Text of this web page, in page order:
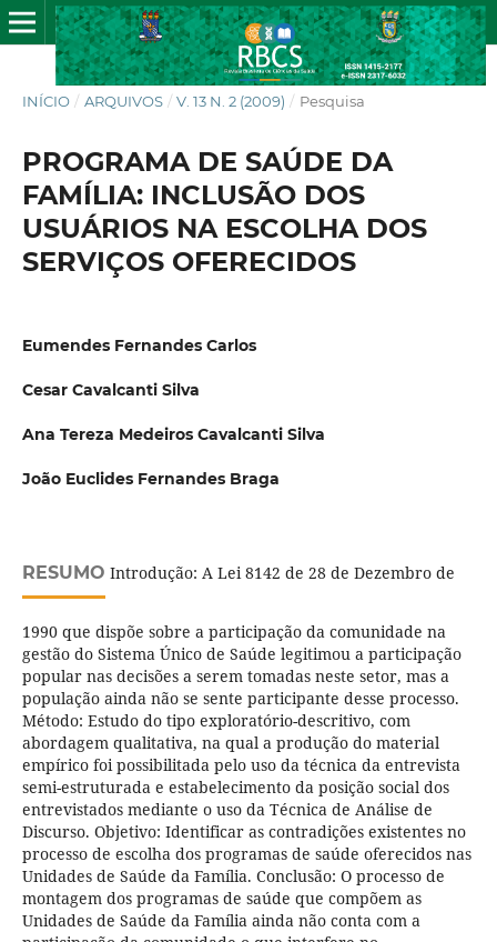
INÍCIO / ARQUIVOS / V. 13 N. 2 (2009) / Pesquisa
PROGRAMA DE SAÚDE DA
FAMÍLIA: INCLUSÃO DOS
USUÁRIOS NA ESCOLHA DOS
SERVIÇOS OFERECIDOS
Eumendes Fernandes Carlos
Cesar Cavalcanti Silva
Ana Tereza Medeiros Cavalcanti Silva
João Euclides Fernandes Braga
RESUMO Introdução: A Lei 8142 de 28 de Dezembro de
1990 que dispõe sobre a participação da comunidade na
gestão do Sistema Único de Saúde legitimou a participação
popular nas decisões a serem tomadas neste setor, mas a
população ainda não se sente participante desse processo.
Método: Estudo do tipo exploratório-descritivo, com
abordagem qualitativa, na qual a produção do material
empírico foi possibilitada pelo uso da técnica da entrevista
semi-estruturada e estabelecimento da posição social dos
entrevistados mediante o uso da Técnica de Análise de
Discurso. Objetivo: Identificar as contradições existentes no
processo de escolha dos programas de saúde oferecidos nas
Unidades de Saúde da Família. Conclusão: O processo de
montagem dos programas de saúde que compõem as
Unidades de Saúde da Família ainda não conta com a